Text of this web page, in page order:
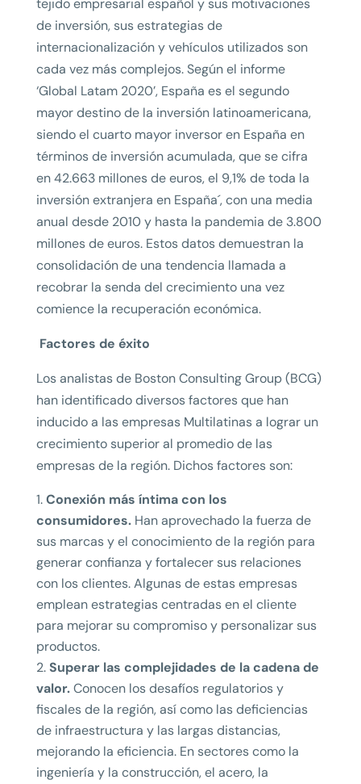
tejido empresarial español y sus motivaciones
de inversión, sus estrategias de
internacionalización y vehículos utilizados son
cada vez más complejos. Según el informe
‘Global Latam 2020’, España es el segundo
mayor destino de la inversión latinoamericana,
siendo el cuarto mayor inversor en España en
términos de inversión acumulada, que se cifra
en 42.663 millones de euros, el 9,1% de toda la
inversión extranjera en España´, con una media
anual desde 2010 y hasta la pandemia de 3.800
millones de euros. Estos datos demuestran la
consolidación de una tendencia llamada a
recobrar la senda del crecimiento una vez
comience la recuperación económica.
Factores de éxito
Los analistas de Boston Consulting Group (BCG)
han identificado diversos factores que han
inducido a las empresas Multilatinas a lograr un
crecimiento superior al promedio de las
empresas de la región. Dichos factores son:
Conexión más íntima con los
consumidores.Han aprovechado la fuerza de
sus marcas y el conocimiento de la región para
generar confianza y fortalecer sus relaciones
con los clientes. Algunas de estas empresas
emplean estrategias centradas en el cliente
para mejorar su compromiso y personalizar sus
productos.
Superar las complejidades de la cadena de
valor.Conocen los desafíos regulatorios y
fiscales de la región, así como las deficiencias
de infraestructura y las largas distancias,
mejorando la eficiencia. En sectores como la
ingeniería y la construcción, el acero, la